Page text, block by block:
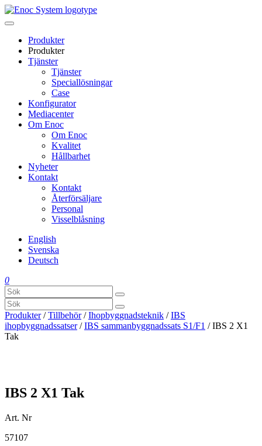
Skip
to
Produkter
Produkter
Tjänster
Tjänster
Speciallösningar
Case
Konfigurator
Mediacenter
Om Enoc
Om Enoc
Kvalitet
Hållbarhet
Nyheter
Kontakt
Kontakt
Återförsäljare
Personal
Visselblåsning
English
Svenska
Deutsch
0
Produkter/Tillbehör/Ihopbyggnadsteknik /IBS
ihopbyggnadssatser/IBS sammanbyggnadssats S1/F1 / IBS 2 X1
Tak
IBS 2 X1 Tak
Art. Nr
57107